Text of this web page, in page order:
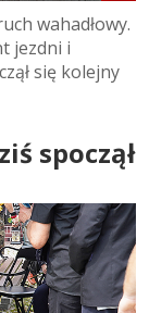
wahadłowy.
jezdni i
się kolejny
spoczął